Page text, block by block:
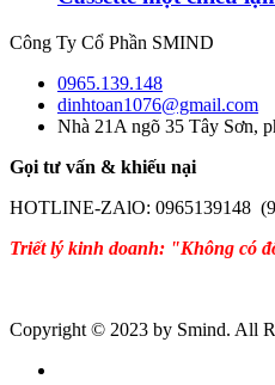
Công Ty Cổ Phần SMIND
0965.139.148
dinhtoan1076@gmail.com
Nhà 21A ngõ 35 Tây Sơn,
Gọi tư vấn & khiếu nại
HOTLINE-ZAlO: 0965139148
Triết lý kinh doanh: "Không có
Copyright © 2023 by Smind. All